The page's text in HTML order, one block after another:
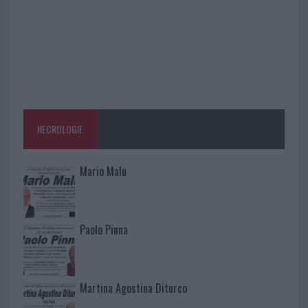
NECROLOGIE
Mario Malu
Paolo Pinna
Martina Agostina Diturco